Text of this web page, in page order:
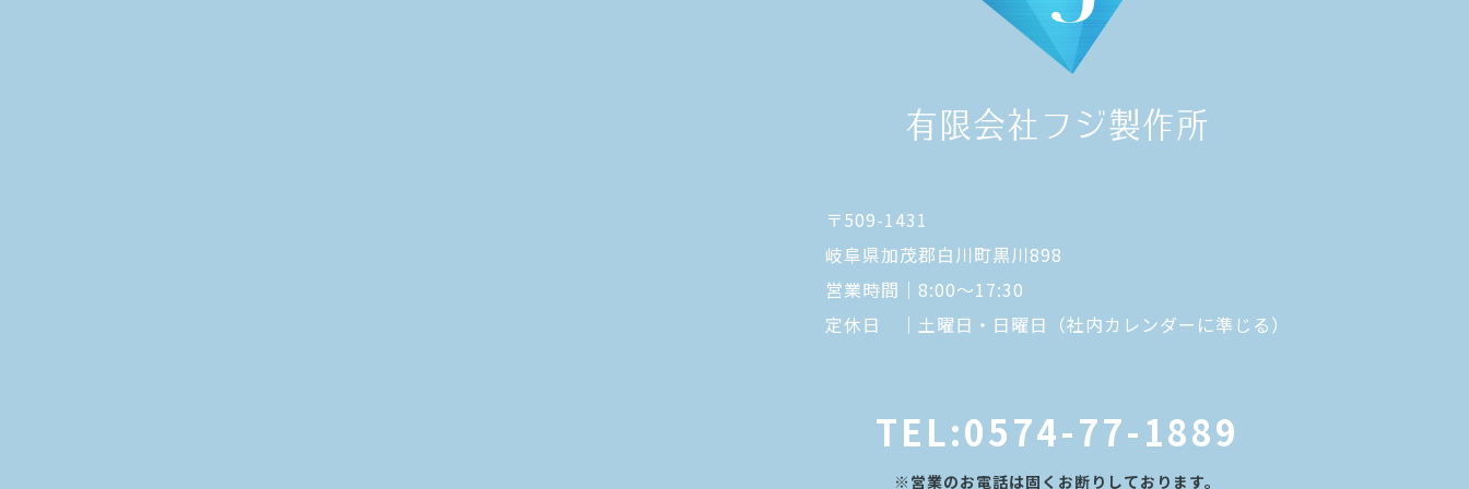
〒509-1431
岐阜県加茂郡白川町黒川898
営業時間｜8:00～17:30
定休日 ｜土曜日・日曜日（社内カレンダーに準じる）
TEL:0574-77-1889
※営業のお電話は固くお断りしております。